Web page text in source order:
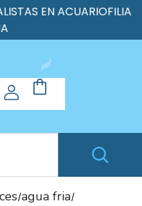
EN ACUARIOFILIA
/agua fria/